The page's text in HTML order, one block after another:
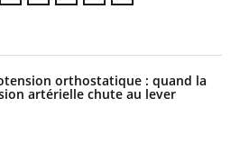
orthostatique : quand la
artérielle chute au lever